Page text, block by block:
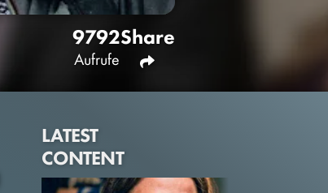
9792
Aufrufe
Share
LATEST
CONTENT